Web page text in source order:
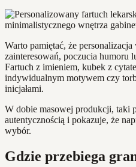
Warto pamiętać, że
zainteresowań, poczucia humoru
Fartuch z imieniem, kubek z
indywidualnym motywem czy
inicjałami.
W dobie masowej produkcji, taki
autentycznością i pokazuje, że
wybór.
Gdzie przebiega